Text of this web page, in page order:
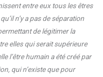
entre eux tous les êtres
n’y a pas de séparation
de légitimer la
elles qui serait supérieure
l’être humain a été créé par
qui n’existe que pour